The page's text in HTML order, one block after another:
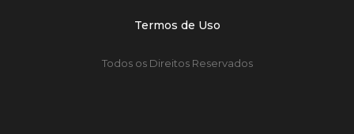
Termos de Uso
Todos os Direitos Reservados